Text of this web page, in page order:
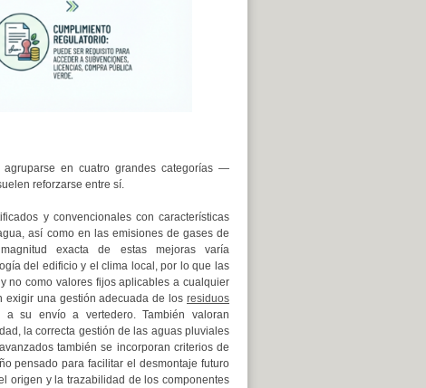
en cuatro grandes categorías —
reforzarse entre sí.
y convencionales con características
así como en las emisiones de gases de
exacta de estas mejoras varía
del edificio y el clima local, por lo que las
no como valores fijos aplicables a cualquier
exigir una gestión adecuada de los residuos
a su envío a vertedero. También valoran
la correcta gestión de las aguas pluviales
también se incorporan criterios de
pensado para facilitar el desmontaje futuro
origen y la trazabilidad de los componentes